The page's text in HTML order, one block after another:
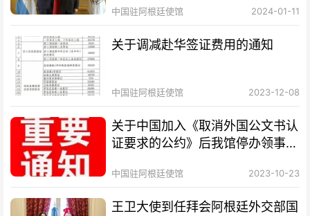
中国驻阿根廷使馆 2024-01-11
关于调减赴华签证费用的通知
中国驻阿根廷使馆 2023-12-08
关于中国加入《取消外国公文书认
证要求的公约》后我馆停办领事认
中国驻阿根廷使馆 2023-10-23
王卫大使到任拜会阿根廷外交部国